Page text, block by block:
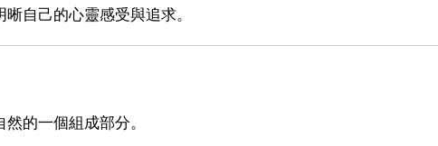
自己的心靈感受與追求。
的一個組成部分。